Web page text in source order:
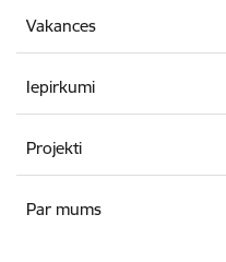
Vakances
Iepirkumi
Projekti
Par mums